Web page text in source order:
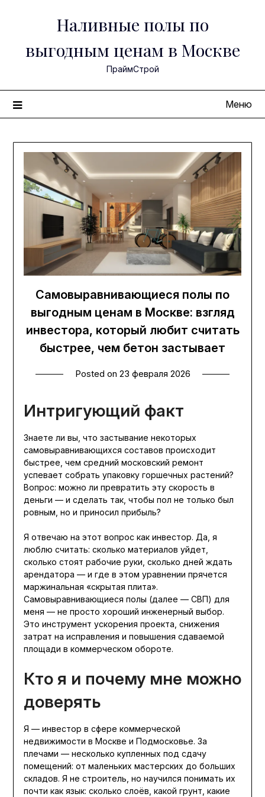
Наливные полы по
выгодным ценам в Москве
ПраймСтрой
Меню
Самовыравнивающиеся полы по
выгодным ценам в Москве: взгляд
инвестора, который любит считать
быстрее, чем бетон застывает
Posted on 23 февраля 2026
Интригующий факт
Знаете ли вы, что застывание некоторых
самовыравнивающихся составов происходит
быстрее, чем средний московский ремонт
успевает собрать упаковку горшечных растений?
Вопрос: можно ли превратить эту скорость в
деньги — и сделать так, чтобы пол не только был
ровным, но и приносил прибыль?
Я отвечаю на этот вопрос как инвестор. Да, я
люблю считать: сколько материалов уйдет,
сколько стоят рабочие руки, сколько дней ждать
арендатора — и где в этом уравнении прячется
маржинальная «скрытая плита».
Самовыравнивающиеся полы (далее — СВП) для
меня — не просто хороший инженерный выбор.
Это инструмент ускорения проекта, снижения
затрат на исправления и повышения сдаваемой
площади в коммерческом обороте.
Кто я и почему мне можно
доверять
Я — инвестор в сфере коммерческой
недвижимости в Москве и Подмосковье. За
плечами — несколько купленных под сдачу
помещений: от маленьких мастерских до больших
складов. Я не строитель, но научился понимать их
почти как язык: сколько слоёв, какой грунт, какие